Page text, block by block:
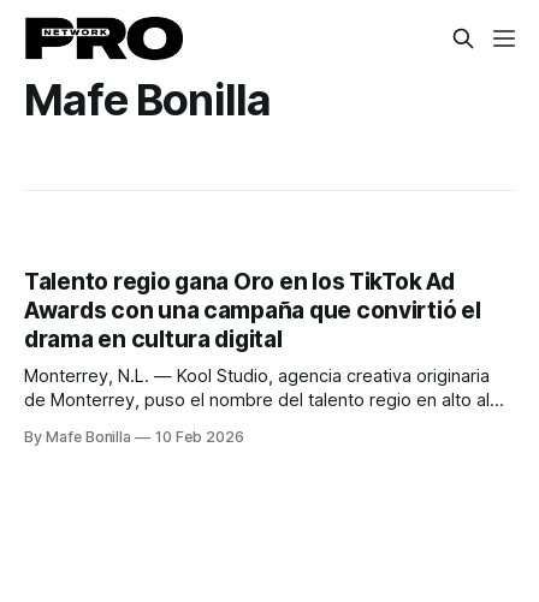
Mafe Bonilla
Talento regio gana Oro en los TikTok Ad
Awards con una campaña que convirtió el
drama en cultura digital
Monterrey, N.L. — Kool Studio, agencia creativa originaria
de Monterrey, puso el nombre del talento regio en alto al
en TikTok: Mejor uso de la relevancia cultural en TikTok”,
By Mafe Bonilla 10 Feb 2026